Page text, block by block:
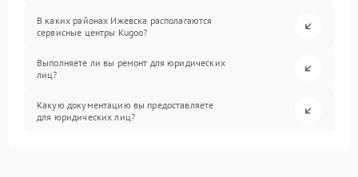
В каких районах Ижевска располагаются
сервисные центры Kugoo?
Выполняете ли вы ремонт для юридических
лиц?
Какую документацию вы предоставляете
для юридических лиц?